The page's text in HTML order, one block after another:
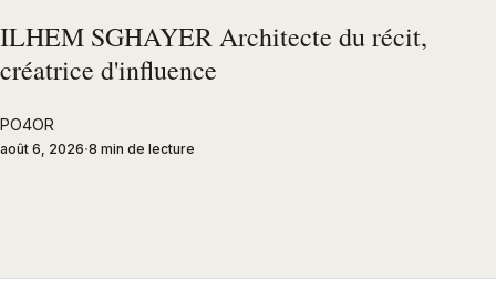
ILHEM SGHAYER Architecte du récit,
créatrice d'influence
PO4OR
août 6, 2026 8 min de lecture